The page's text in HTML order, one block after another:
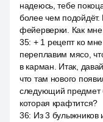
надеюсь, тебе
более чем
фейерверки. Как мне
35: + 1 рецепт ко
переплавим мясо,
в карман. Итак,
что там нового
следующий предмет
которая крафтится?
36: Из 3 булыжников